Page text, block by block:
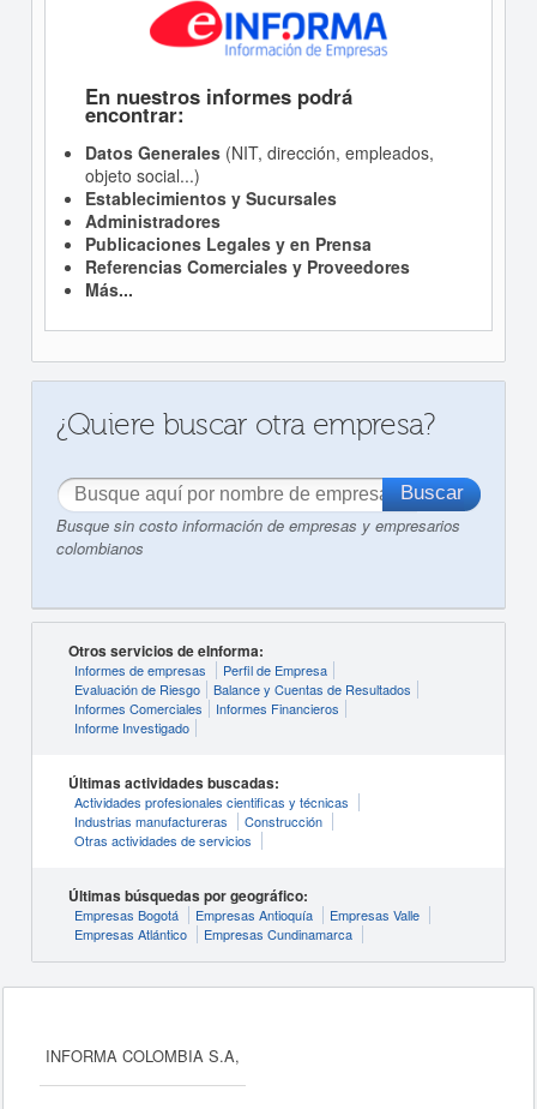
En nuestros informes podrá
encontrar:
Datos Generales(NIT, dirección, empleados,
objeto social...)
Establecimientos y Sucursales
Administradores
Publicaciones Legales y en Prensa
Referencias Comerciales y Proveedores
Más...
¿Quiere buscar otra empresa?
Busque sin costo información de empresas y empresarios
colombianos
Otros servicios de eInforma:
Informes de empresas
Perfil de Empresa
Evaluación de Riesgo
Balance y Cuentas de Resultados
Informes Comerciales
Informes Financieros
Informe Investigado
Últimas actividades buscadas:
Actividades profesionales cientificas y técnicas
Industrias manufactureras
Construcción
Otras actividades de servicios
Últimas búsquedas por geográfico:
Empresas Bogotá Empresas Antioquía
Empresas Valle
Empresas Atlántico
Empresas Cundinamarca
INFORMA COLOMBIA S.A,